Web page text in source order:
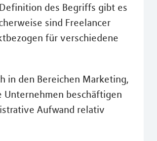
des Begriffs gibt es
sind Freelancer
für verschiedene
in den Bereichen Marketing,
Unternehmen beschäftigen
Aufwand relativ